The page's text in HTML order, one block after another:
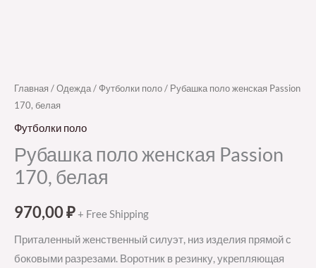
Главная /Одежда/Футболки поло/ Рубашка поло женская Passion
170, белая
Футболки поло
Рубашка поло женская Passion
170, белая
970,00₽+ Free Shipping
Приталенный женственный силуэт, низ изделия прямой с
боковыми разрезами. Воротник в резинку, укрепляющая